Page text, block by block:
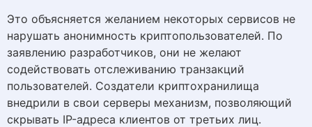
Это объясняется желанием некоторых сервисов не
нарушать анонимность криптопользователей. По
заявлению разработчиков, они не желают
содействовать отслеживанию транзакций
пользователей. Создатели криптохранилища
внедрили в свои серверы механизм, позволяющий
скрывать IP-адреса клиентов от третьих лиц.